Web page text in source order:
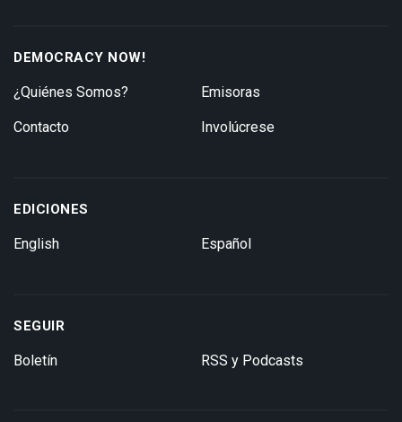
DEMOCRACY NOW!
¿Quiénes Somos?
Contacto
Emisoras
Involúcrese
EDICIONES
English Español
SEGUIR
Boletín RSS y Podcasts